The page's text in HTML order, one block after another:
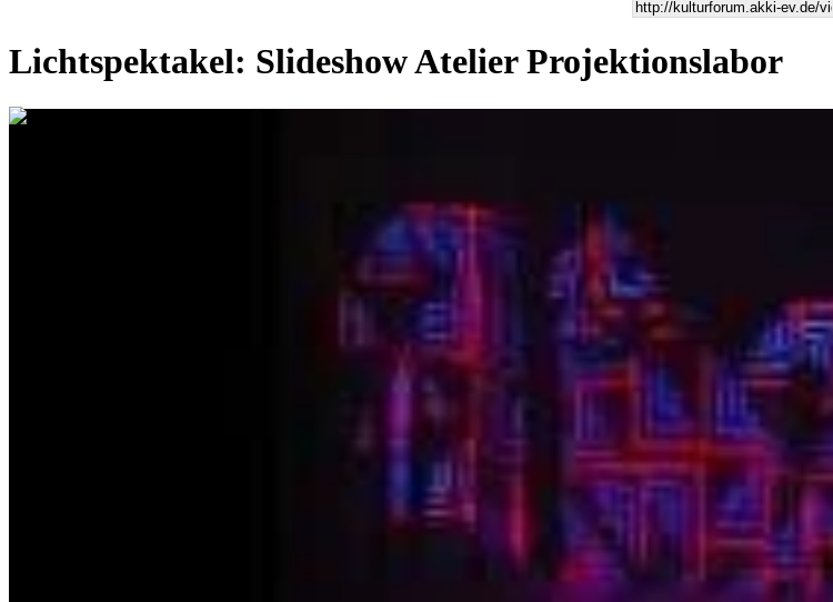
Lichtspektakel: Slideshow Atelier Projektionslabor
0:02:55